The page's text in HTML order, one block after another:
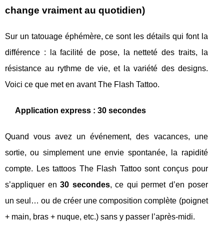
change vraiment au quotidien)
Sur un tatouage éphémère, ce sont les détails qui font la
différence : la facilité de pose, la netteté des traits, la
résistance au rythme de vie, et la variété des designs.
Voici ce que met en avant The Flash Tattoo.
Application express : 30 secondes
Quand vous avez un événement, des vacances, une
sortie, ou simplement une envie spontanée, la rapidité
compte. Les tattoos The Flash Tattoo sont conçus pour
s’appliquer en30 secondes, ce qui permet d’en poser
un seul… ou de créer une composition complète (poignet
+ main, bras + nuque, etc.) sans y passer l’après-midi.